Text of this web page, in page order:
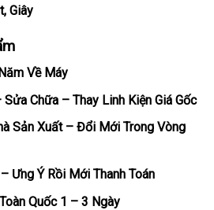
Giây
Về Máy
Chữa – Thay Linh Kiện Giá Gốc
Sản Xuất – Đổi Mới Trong Vòng
Ưng Ý Rồi Mới Thanh Toán
Quốc 1 – 3 Ngày